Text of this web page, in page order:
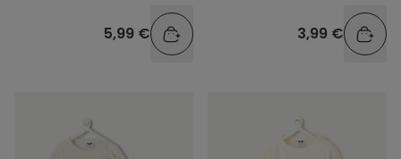
5,99 € 3,99 €